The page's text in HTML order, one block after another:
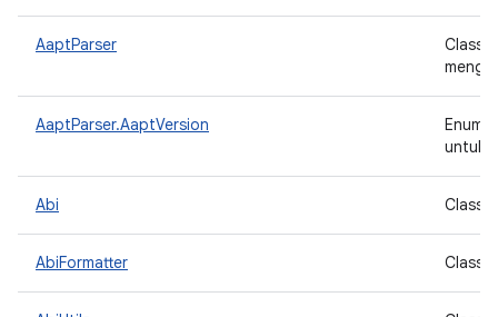
AaptParser
Class
AaptParser.AaptVersion
Enum
untuk
Abi Class
AbiFormatter Class